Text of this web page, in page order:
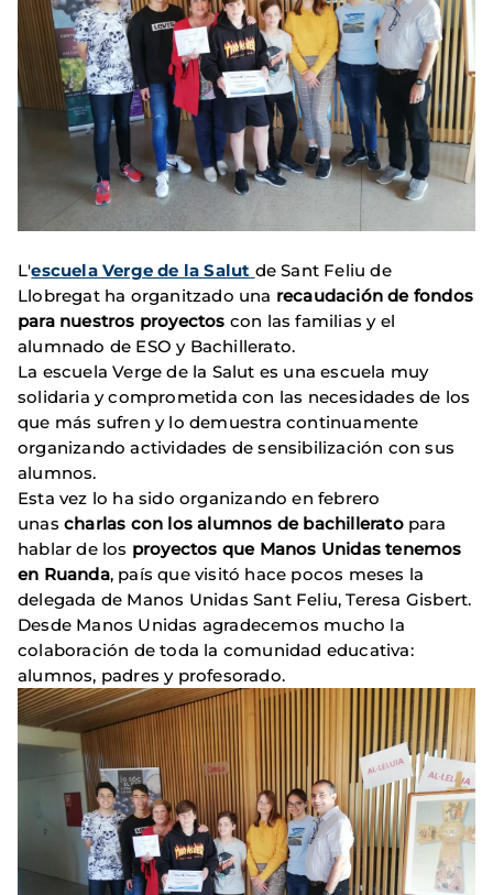
L'escuela Verge de la Salut de Sant Feliu de
Llobregat ha organitzado una recaudación de fondos
para nuestros proyectos con las familias y el
alumnado de ESO y Bachillerato.
La escuela Verge de la Salut es una escuela muy
solidaria y comprometida con las necesidades de los
que más sufren y lo demuestra continuamente
organizando actividades de sensibilización con sus
alumnos.
Esta vez lo ha sido organizando en febrero
unas charlas con los alumnos de bachilleratopara
hablar de los proyectos que Manos Unidas tenemos
en Ruanda, país que visitó hace pocos meses la
delegada de Manos Unidas Sant Feliu, Teresa Gisbert.
Desde Manos Unidas agradecemos mucho la
colaboración de toda la comunidad educativa:
alumnos, padres y profesorado.